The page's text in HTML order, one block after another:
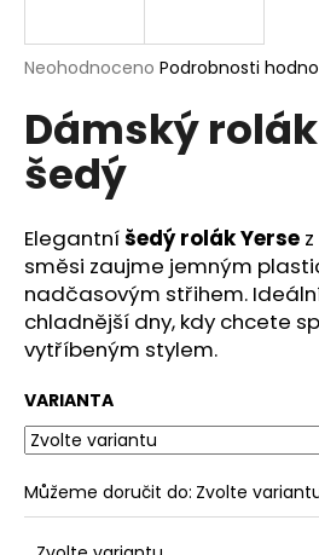
Průměrné
produktu
je
0,0
z
hvězdiček.
Neohodnoceno Podrobnosti
Dámský
šedý
Elegantníšedý rolák Yerse
směsi zaujme jemným
nadčasovým střihem.
chladnější dny, kdy chcete
vytříbeným stylem.
VARIANTA
Můžeme doručit do: Zvolte
j
t
?
HLEDAT
D
o
p
o
r
u
č